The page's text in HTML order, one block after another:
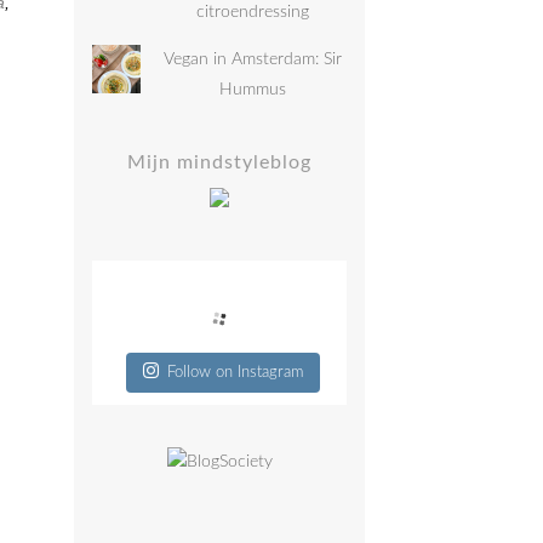
citroendressing
Vegan in Amsterdam: Sir
Hummus
Mijn mindstyleblog
Follow on Instagram